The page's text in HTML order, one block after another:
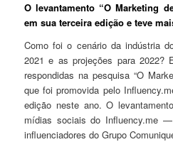
O levantamento “O Marketing
em sua terceira edição e teve
Como foi o cenário da indústria
2021 e as projeções para 2022?
respondidas na pesquisa “O
que foi promovida pelo
edição neste ano. O
mídias sociais do Influency.me
influenciadores do Grupo